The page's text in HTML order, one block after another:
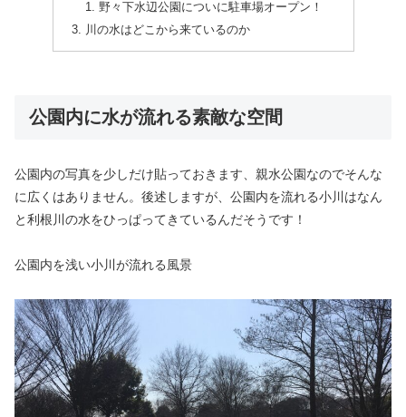
野々下水辺公園についに駐車場オープン！
川の水はどこから来ているのか
公園内に水が流れる素敵な空間
公園内の写真を少しだけ貼っておきます、親水公園なのでそんな
に広くはありません。後述しますが、公園内を流れる小川はなん
と利根川の水をひっぱってきているんだそうです！
公園内を浅い小川が流れる風景